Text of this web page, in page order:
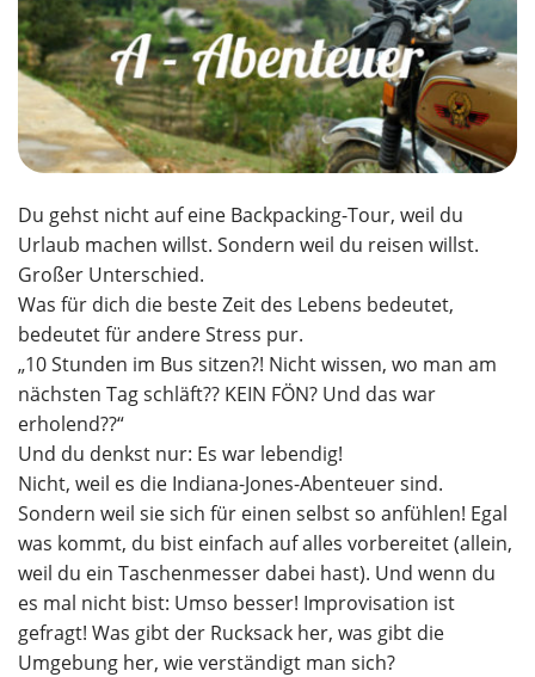
Du gehst nicht auf eine Backpacking-Tour, weil du
Urlaub machen willst. Sondern weil du reisen willst.
Großer Unterschied.
Was für dich die beste Zeit des Lebens bedeutet,
bedeutet für andere Stress pur.
„10 Stunden im Bus sitzen?! Nicht wissen, wo man am
nächsten Tag schläft?? KEIN FÖN? Und das war
erholend??“
Und du denkst nur: Es war lebendig!
Nicht, weil es die Indiana-Jones-Abenteuer sind.
Sondern weil sie sich für einen selbst so anfühlen! Egal
was kommt, du bist einfach auf alles vorbereitet (allein,
weil du ein Taschenmesser dabei hast). Und wenn du
es mal nicht bist: Umso besser! Improvisation ist
gefragt! Was gibt der Rucksack her, was gibt die
Umgebung her, wie verständigt man sich?